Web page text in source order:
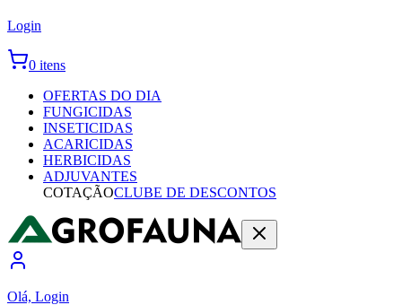
Login
0 itens
OFERTAS DO DIA
FUNGICIDAS
INSETICIDAS
ACARICIDAS
HERBICIDAS
ADJUVANTES
COTAÇÃOCLUBE DE DESCONTOS
Olá, Login